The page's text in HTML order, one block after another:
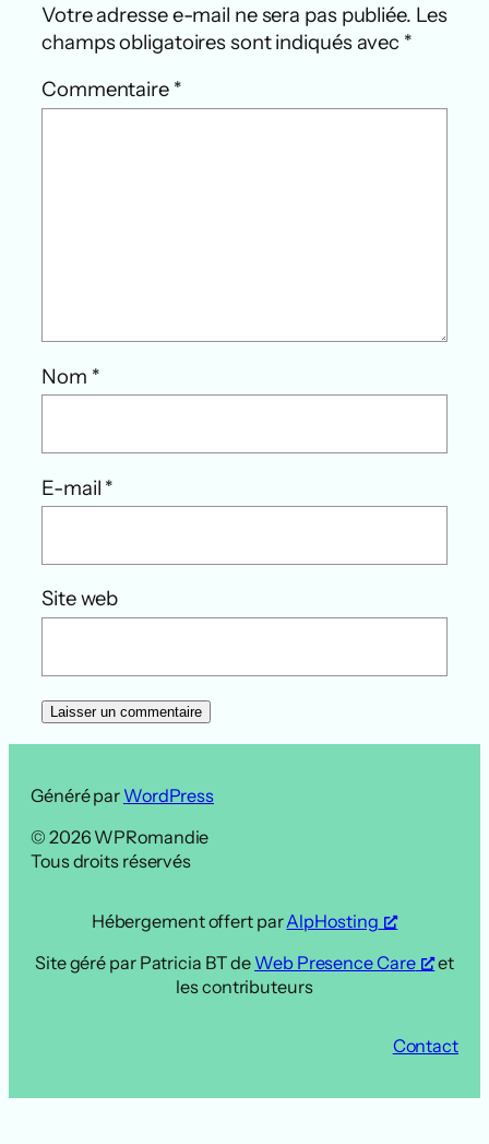
Votre adresse e-mail ne sera pas publiée. Les
champs obligatoires sont indiqués avec *
Commentaire *
Nom *
E-mail *
Site web
Généré par WordPress
© 2026 WPRomandie
Tous droits réservés
Hébergement offert parAlpHosting
Site géré par Patricia BT de Web Presence Care
et
les contributeurs
Contact